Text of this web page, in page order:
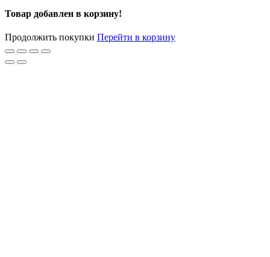
Товар добавлен в корзину!
Продолжить покупки Перейти в корзину